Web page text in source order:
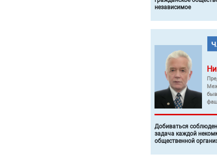
независимое
Добиваться
задача каждой
общественной